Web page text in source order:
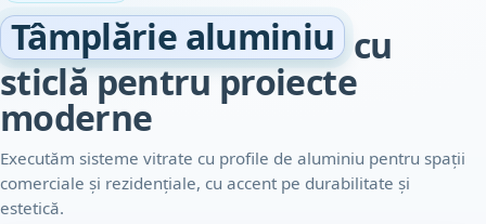
Tâmplărie aluminiu cu
sticlă pentru proiecte
moderne
Executăm sisteme vitrate cu profile de aluminiu pentru spații
comerciale și rezidențiale, cu accent pe durabilitate și
estetică.